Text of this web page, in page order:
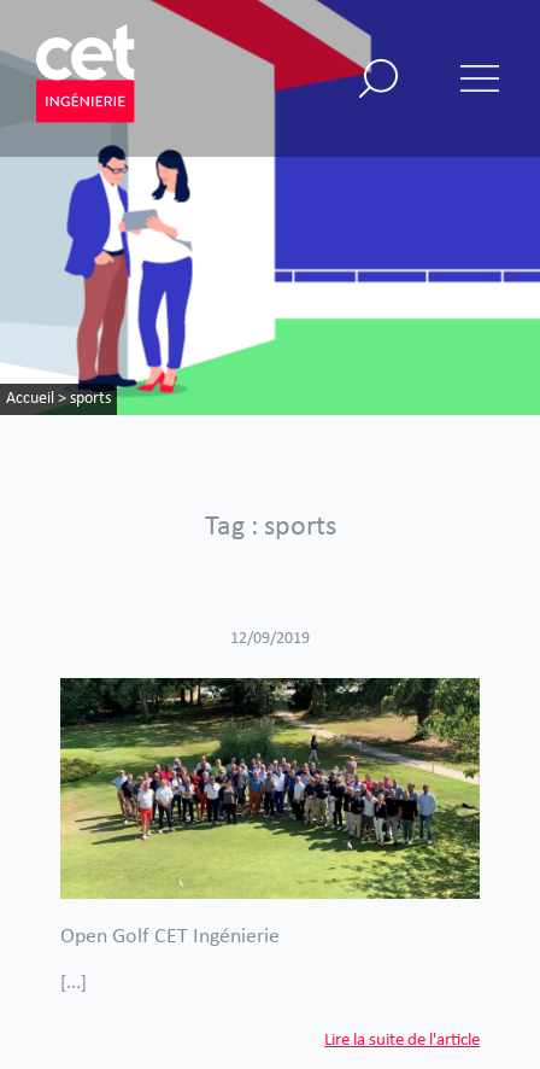
Accueil > sports
Tag : sports
12/09/2019
Open Golf CET Ingénierie
[...]
Lire la suite de l'article